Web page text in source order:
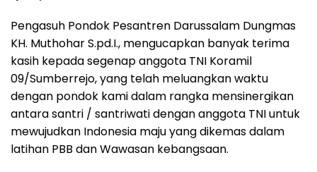
Pengasuh Pondok Pesantren Darussalam Dungmas
KH. Muthohar S.pd.I., mengucapkan banyak terima
kasih kepada segenap anggota TNI Koramil
09/Sumberrejo, yang telah meluangkan waktu
dengan pondok kami dalam rangka mensinergikan
antara santri / santriwati dengan anggota TNI untuk
mewujudkan Indonesia maju yang dikemas dalam
latihan PBB dan Wawasan kebangsaan.